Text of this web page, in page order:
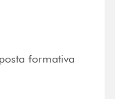
formativa